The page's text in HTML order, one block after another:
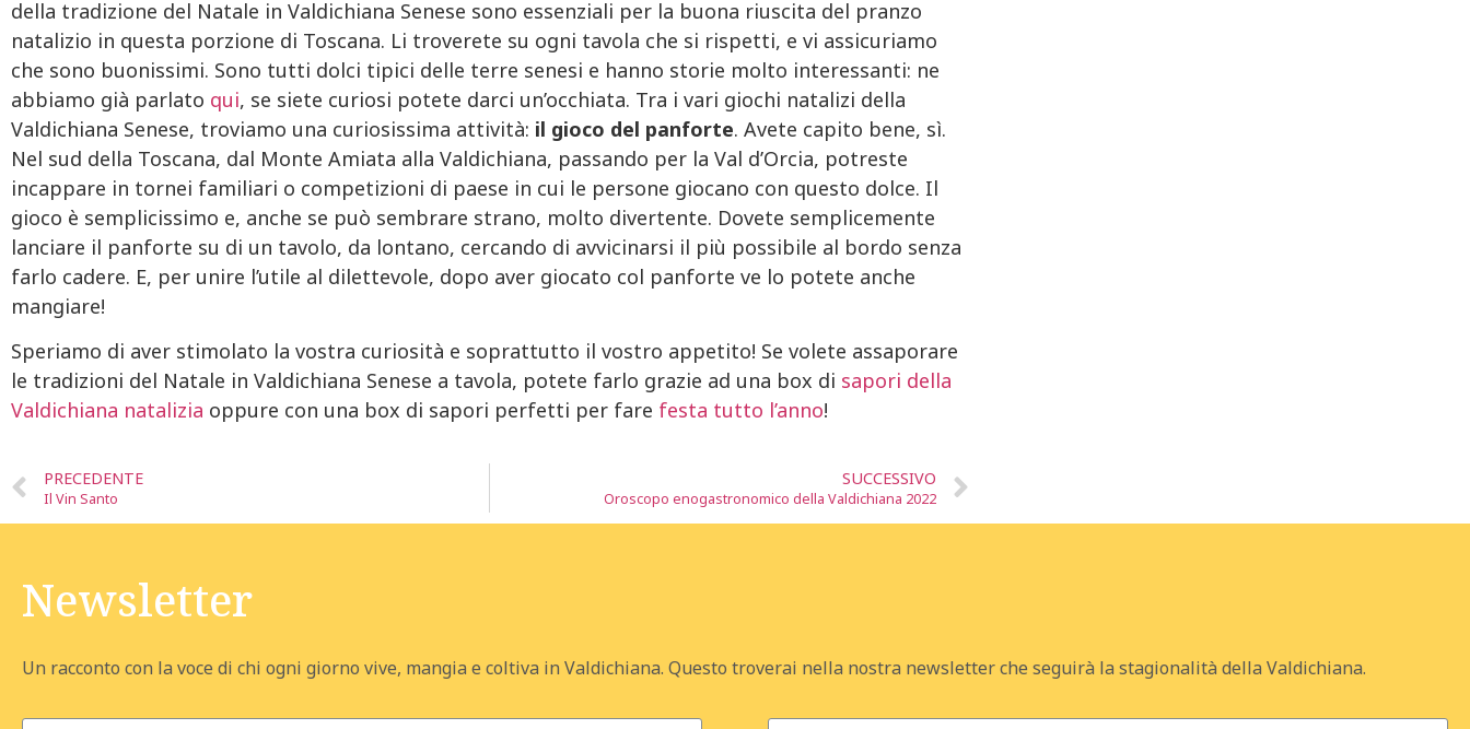
della tradizione del Natale in Valdichiana Senese sono essenziali per la buona riuscita del pranzo
natalizio in questa porzione di Toscana. Li troverete su ogni tavola che si rispetti, e vi assicuriamo
che sono buonissimi. Sono tutti dolci tipici delle terre senesi e hanno storie molto interessanti: ne
abbiamo già parlato qui, se siete curiosi potete darci un’occhiata. Tra i vari giochi natalizi della
Valdichiana Senese, troviamo una curiosissima attività: il gioco del panforte. Avete capito bene, sì.
Nel sud della Toscana, dal Monte Amiata alla Valdichiana, passando per la Val d’Orcia, potreste
incappare in tornei familiari o competizioni di paese in cui le persone giocano con questo dolce. Il
gioco è semplicissimo e, anche se può sembrare strano, molto divertente. Dovete semplicemente
lanciare il panforte su di un tavolo, da lontano, cercando di avvicinarsi il più possibile al bordo senza
farlo cadere. E, per unire l’utile al dilettevole, dopo aver giocato col panforte ve lo potete anche
mangiare!
Speriamo di aver stimolato la vostra curiosità e soprattutto il vostro appetito! Se volete assaporare
le tradizioni del Natale in Valdichiana Senese a tavola, potete farlo grazie ad una box di sapori della
Valdichiana natalizia oppure con una box di sapori perfetti per fare festa tutto l’anno!
PRECEDENTE
Il Vin Santo
SUCCESSIVO
Oroscopo enogastronomico della Valdichiana 2022
Newsletter
Un racconto con la voce di chi ogni giorno vive, mangia e coltiva in Valdichiana. Questo troverai nella nostra newsletter che seguirà la stagionalità della Valdichiana.